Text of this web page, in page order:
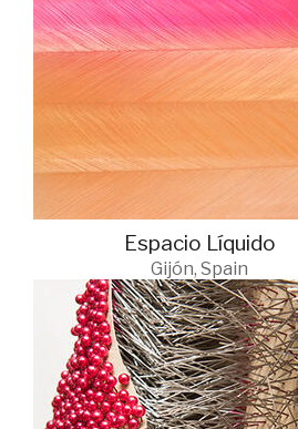
Espacio Líquido
Gijón, Spain